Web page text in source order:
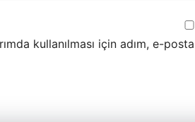
kullanılması için adım, e-